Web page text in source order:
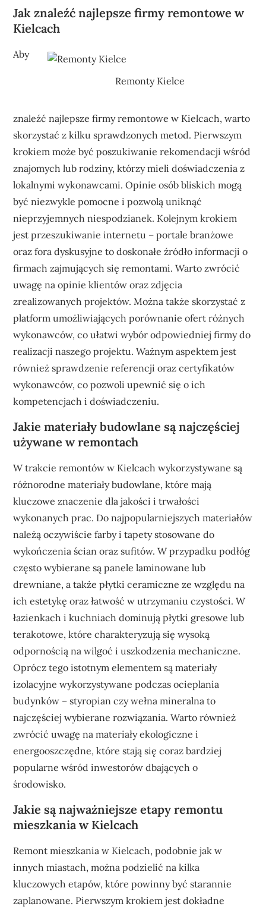
Jak znaleźć najlepsze firmy remontowe w
Kielcach
Remonty Kielce
Aby
znaleźć najlepsze firmy remontowe w Kielcach, warto
skorzystać z kilku sprawdzonych metod. Pierwszym
krokiem może być poszukiwanie rekomendacji wśród
znajomych lub rodziny, którzy mieli doświadczenia z
lokalnymi wykonawcami. Opinie osób bliskich mogą
być niezwykle pomocne i pozwolą uniknąć
nieprzyjemnych niespodzianek. Kolejnym krokiem
jest przeszukiwanie internetu – portale branżowe
oraz fora dyskusyjne to doskonałe źródło informacji o
firmach zajmujących się remontami. Warto zwrócić
uwagę na opinie klientów oraz zdjęcia
zrealizowanych projektów. Można także skorzystać z
platform umożliwiających porównanie ofert różnych
wykonawców, co ułatwi wybór odpowiedniej firmy do
realizacji naszego projektu. Ważnym aspektem jest
również sprawdzenie referencji oraz certyfikatów
wykonawców, co pozwoli upewnić się o ich
kompetencjach i doświadczeniu.
Jakie materiały budowlane są najczęściej
używane w remontach
W trakcie remontów w Kielcach wykorzystywane są
różnorodne materiały budowlane, które mają
kluczowe znaczenie dla jakości i trwałości
wykonanych prac. Do najpopularniejszych materiałów
należą oczywiście farby i tapety stosowane do
wykończenia ścian oraz sufitów. W przypadku podłóg
często wybierane są panele laminowane lub
drewniane, a także płytki ceramiczne ze względu na
ich estetykę oraz łatwość w utrzymaniu czystości. W
łazienkach i kuchniach dominują płytki gresowe lub
terakotowe, które charakteryzują się wysoką
odpornością na wilgoć i uszkodzenia mechaniczne.
Oprócz tego istotnym elementem są materiały
izolacyjne wykorzystywane podczas ocieplania
budynków – styropian czy wełna mineralna to
najczęściej wybierane rozwiązania. Warto również
zwrócić uwagę na materiały ekologiczne i
energooszczędne, które stają się coraz bardziej
popularne wśród inwestorów dbających o
środowisko.
Jakie są najważniejsze etapy remontu
mieszkania w Kielcach
Remont mieszkania w Kielcach, podobnie jak w
innych miastach, można podzielić na kilka
kluczowych etapów, które powinny być starannie
zaplanowane. Pierwszym krokiem jest dokładne